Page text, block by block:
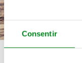
Consentir
Formação